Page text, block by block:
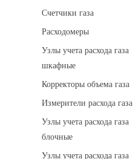
Счетчики газа
Расходомеры
Узлы учета расхода газа
шкафные
Корректоры объема газа
Измерители расхода газа
Узлы учета расхода газа
блочные
Узлы учета расхода газа